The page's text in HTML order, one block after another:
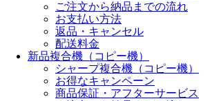
ご注文から納品までの流れ
お支払い方法
返品・キャンセル
配送料金
新品複合機（コピー機）
シャープ複合機（コピー機）
お得なキャンペーン
商品保証・アフターサービス